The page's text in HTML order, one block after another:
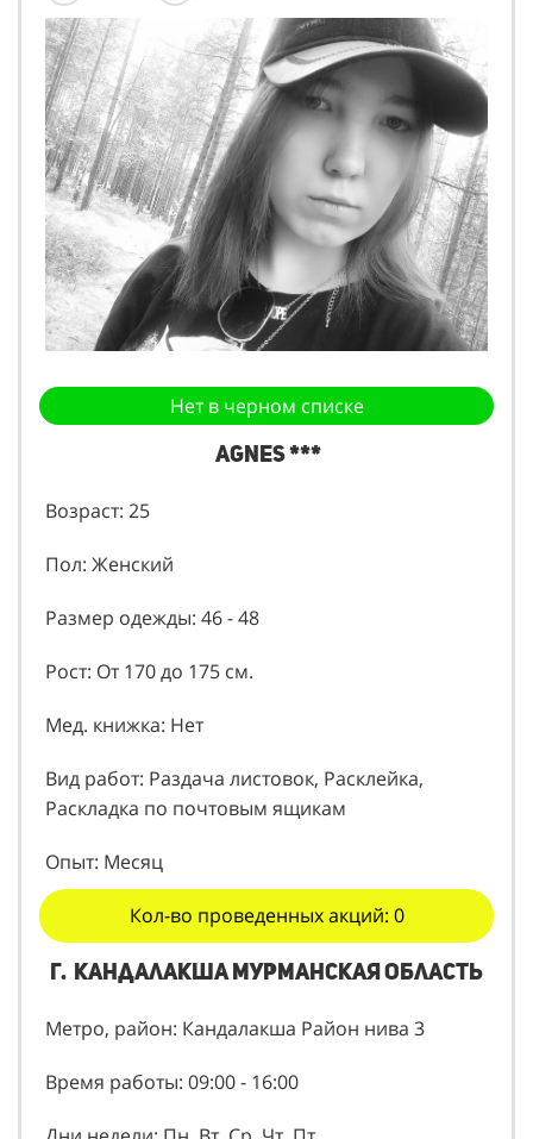
Нет в черном списке
Agnes ***
Возраст: 25
Пол: Женский
Размер одежды: 46 - 48
Рост: От 170 до 175 см.
Мед. книжка: Нет
Вид работ: Раздача листовок, Расклейка,
Раскладка по почтовым ящикам
Опыт: Месяц
Кол-во проведенных акций: 0
г. Кандалакша Мурманская область
Метро, район: Кандалакша Район нива 3
Время работы: 09:00 - 16:00